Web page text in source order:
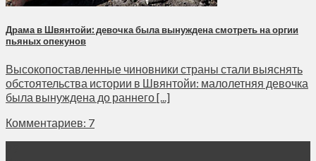
Драма в Швянтойи: девочка была вынуждена смотреть на оргии
пьяных опекунов
Высокопоставленные чиновники страны стали выяснять
обстоятельства истории в Швянтойи: малолетняя девочка
была вынуждена до раннего [...]
Комментариев: 7